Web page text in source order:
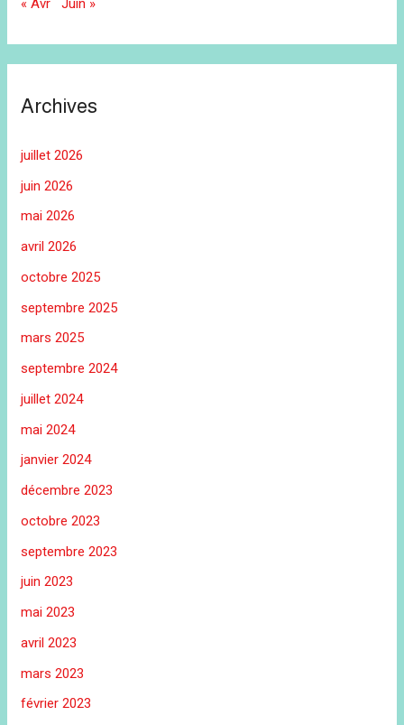
« Avr Juin »
Archives
juillet 2026
juin 2026
mai 2026
avril 2026
octobre 2025
septembre 2025
mars 2025
septembre 2024
juillet 2024
mai 2024
janvier 2024
décembre 2023
octobre 2023
septembre 2023
juin 2023
mai 2023
avril 2023
mars 2023
février 2023